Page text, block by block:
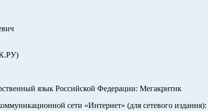
язык Российской Федерации: Мегакритик
сети «Интернет» (для сетевого издания):